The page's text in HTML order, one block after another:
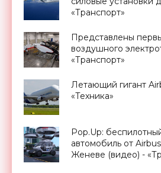
«Транспорт»
Представлены
воздушного
«Транспорт»
Летающий гигант
«Техника»
Pop.Up:
автомобиль от
Женеве (видео) -